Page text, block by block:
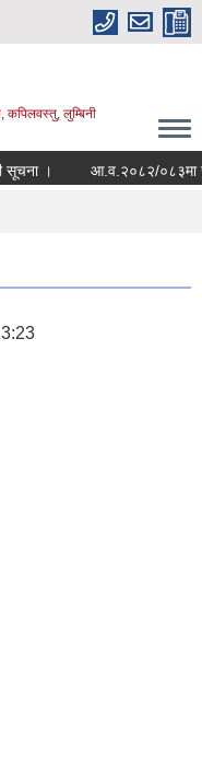
कपिलवस्तु, लुम्बिनी
। आ.व.२०८२/०८३मा